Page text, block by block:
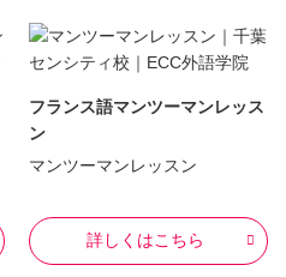
フランス語マンツーマンレッス
ン
マンツーマンレッスン
詳しくはこちら